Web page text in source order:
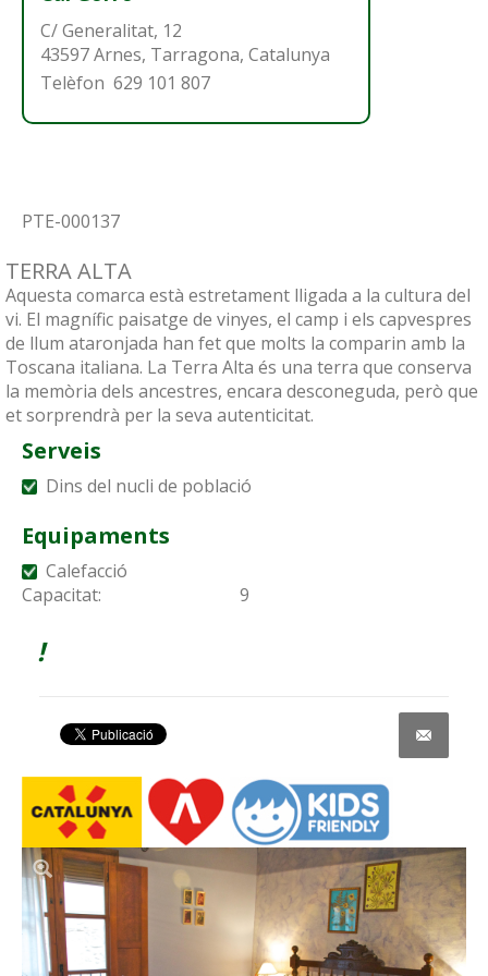
C/ Generalitat, 12
43597Arnes, Tarragona, Catalunya
Telèfon 629 101 807
PTE-000137
TERRA ALTA
Aquesta comarca està estretament lligada a la cultura del
vi. El magnífic paisatge de vinyes, el camp i els capvespres
de llum ataronjada han fet que molts la comparin amb la
Toscana italiana. La Terra Alta és una terra que conserva
la memòria dels ancestres, encara desconeguda, però que
et sorprendrà per la seva autenticitat.
Serveis
Dins del nucli de població
Equipaments
Calefacció
Capacitat:
9
!
Share on Facebook